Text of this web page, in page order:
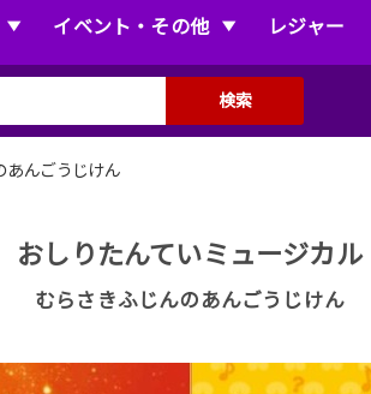
イベント・その他 レジャー
検索
んごうじけん
おしりたんていミュージカル
むらさきふじんのあんごうじけん